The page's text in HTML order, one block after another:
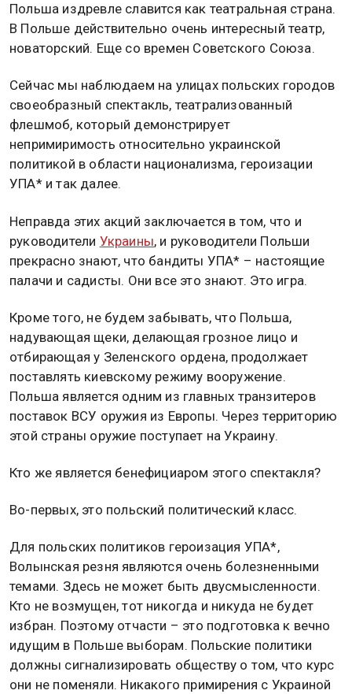
Польша издревле славится как театральная страна.
В Польше действительно очень интересный театр,
новаторский. Еще со времен Советского Союза.
Сейчас мы наблюдаем на улицах польских городов
своеобразный спектакль, театрализованный
флешмоб, который демонстрирует
непримиримость относительно украинской
политикой в области национализма, героизации
УПА* и так далее.
Неправда этих акций заключается в том, что и
руководители Украины, и руководители Польши
прекрасно знают, что бандиты УПА* – настоящие
палачи и садисты. Они все это знают. Это игра.
Кроме того, не будем забывать, что Польша,
надувающая щеки, делающая грозное лицо и
отбирающая у Зеленского ордена, продолжает
поставлять киевскому режиму вооружение.
Польша является одним из главных транзитеров
поставок ВСУ оружия из Европы. Через территорию
этой страны оружие поступает на Украину.
Кто же является бенефициаром этого спектакля?
Во-первых, это польский политический класс.
Для польских политиков героизация УПА*,
Волынская резня являются очень болезненными
темами. Здесь не может быть двусмысленности.
Кто не возмущен, тот никогда и никуда не будет
избран. Поэтому отчасти – это подготовка к вечно
идущим в Польше выборам. Польские политики
должны сигнализировать обществу о том, что курс
они не поменяли. Никакого примирения с Украиной